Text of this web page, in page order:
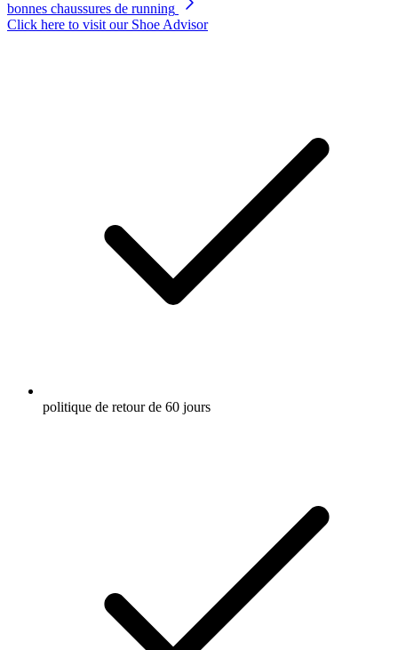
bonnes chaussures de running
Click here to visit our Shoe Advisor
politique de retour de 60 jours